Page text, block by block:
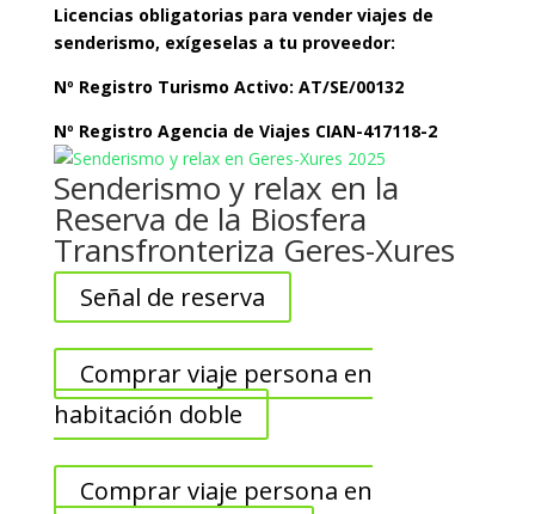
Licencias obligatorias para vender viajes de
senderismo, exígeselas a tu proveedor:
Nº Registro Turismo Activo: AT/SE/00132
Nº Registro Agencia de Viajes CIAN-417118-2
Senderismo y relax en la
Reserva de la Biosfera
Transfronteriza Geres-Xures
Señal de reserva
Comprar viaje persona en
habitación doble
Comprar viaje persona en